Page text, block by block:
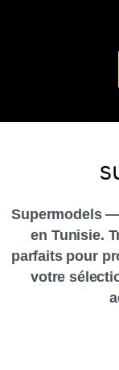
Supermodels
en Tunisie.
parfaits pour
votre